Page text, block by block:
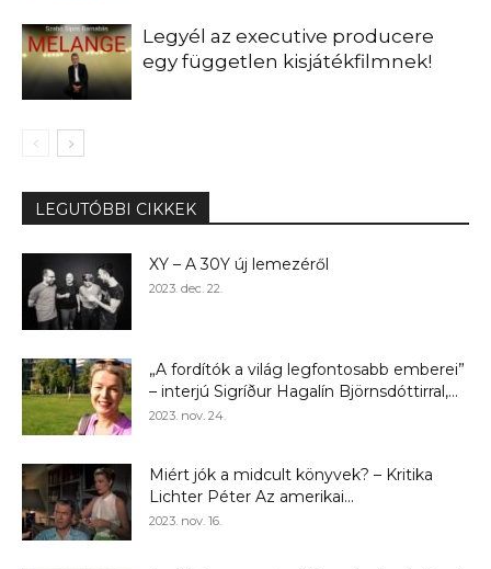
Legyél az executive producere
egy független kisjátékfilmnek!
LEGUTÓBBI CIKKEK
XY – A 30Y új lemezéről
2023. dec. 22.
„A fordítók a világ legfontosabb emberei”
– interjú Sigríður Hagalín Björnsdóttirral,...
2023. nov. 24.
Miért jók a midcult könyvek? – Kritika
Lichter Péter Az amerikai...
2023. nov. 16.